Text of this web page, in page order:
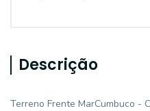
Descrição
Terreno Frente MarCumbuco -